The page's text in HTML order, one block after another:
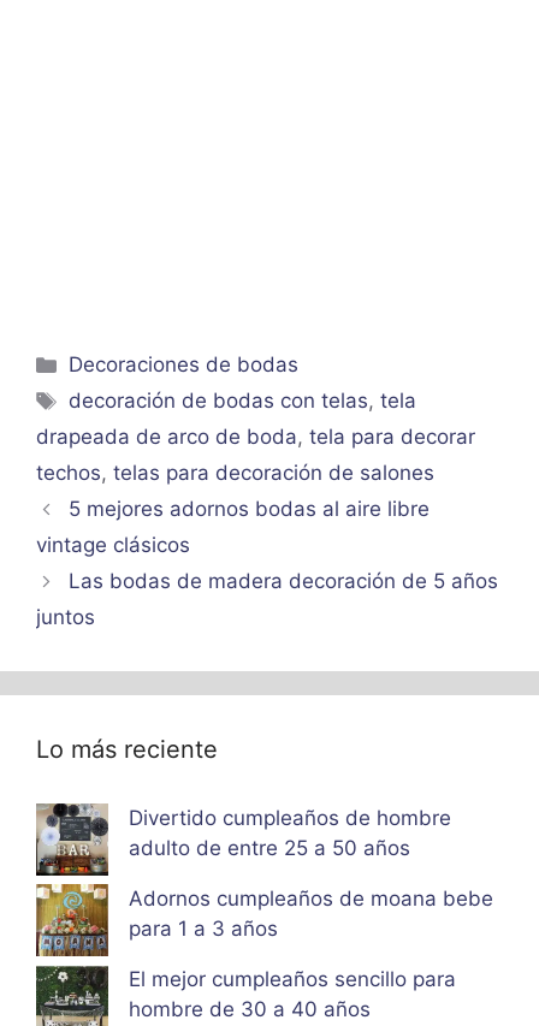
Categorías
Decoraciones de bodas
Etiquetas
decoración de bodas con telas,tela
drapeada de arco de boda, tela para decorar
techos, telas para decoración de salones
5 mejores adornos bodas al aire libre
vintage clásicos
Las bodas de madera decoración de 5 años
juntos
Lo más reciente
Divertido cumpleaños de hombre
adulto de entre 25 a 50 años
Adornos cumpleaños de moana bebe
para 1 a 3 años
El mejor cumpleaños sencillo para
hombre de 30 a 40 años